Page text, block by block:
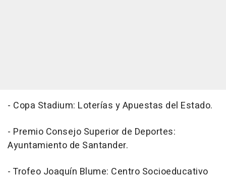
- Copa Stadium: Loterías y Apuestas del Estado.
- Premio Consejo Superior de Deportes:
Ayuntamiento de Santander.
- Trofeo Joaquín Blume: Centro Socioeducativo